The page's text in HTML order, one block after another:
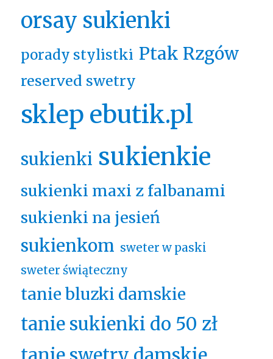
orsay sukienki
porady stylistki Ptak Rzgów
reserved swetry
sklep ebutik.pl
sukienki sukienkie
sukienki maxi z falbanami
sukienki na jesień
sukienkom sweter w paski
sweter świąteczny
tanie bluzki damskie
tanie sukienki do 50 zł